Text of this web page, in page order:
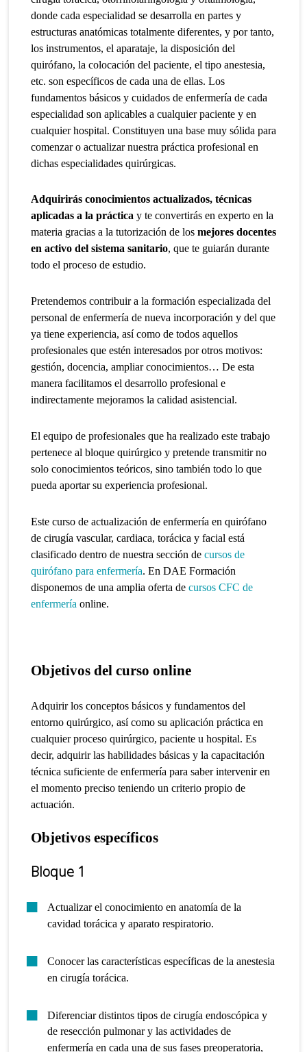
donde cada especialidad se desarrolla en partes y
estructuras anatómicas totalmente diferentes, y por tanto,
los instrumentos, el aparataje, la disposición del
quirófano, la colocación del paciente, el tipo anestesia,
etc. son específicos de cada una de ellas. Los
fundamentos básicos y cuidados de enfermería de cada
especialidad son aplicables a cualquier paciente y en
cualquier hospital. Constituyen una base muy sólida para
comenzar o actualizar nuestra práctica profesional en
dichas especialidades quirúrgicas.
Adquirirás conocimientos actualizados, técnicas
aplicadas a la práctica y te convertirás en experto en la
materia gracias a la tutorización de losmejores docentes
en activo del sistema sanitario,que te guiarán durante
todo el proceso de estudio.
Pretendemos contribuir a la formación especializada del
personal de enfermería de nueva incorporación y del que
ya tiene experiencia, así como de todos aquellos
profesionales que estén interesados por otros motivos:
gestión, docencia, ampliar conocimientos… De esta
manera facilitamos el desarrollo profesional e
indirectamente mejoramos la calidad asistencial.
El equipo de profesionales que ha realizado este trabajo
pertenece al bloque quirúrgico y pretende transmitir no
solo conocimientos teóricos, sino también todo lo que
pueda aportar su experiencia profesional.
Este curso de actualización de enfermería en quirófano
de cirugía vascular, cardiaca, torácica y facial está
clasificado dentro de nuestra sección decursos de
quirófano para enfermería. En DAE Formación
disponemos de una amplia oferta decursos CFC de
enfermería online.
Objetivos del curso online
Adquirir los conceptos básicos y fundamentos del
entorno quirúrgico, así como su aplicación práctica en
cualquier proceso quirúrgico, paciente u hospital.Es
decir, adquirir las habilidades básicas y la capacitación
técnica suficiente de enfermería para saber intervenir en
el momento preciso teniendo un criterio propio de
actuación.
Objetivos específicos
Bloque 1
Actualizar el conocimiento en anatomía de la
cavidad torácica y aparato respiratorio.
Conocer las características específicas de la anestesia
en cirugía torácica.
Diferenciar distintos tipos de cirugía endoscópica y
de resección pulmonar y las actividades de
enfermería en cada una de sus fases preoperatoria,